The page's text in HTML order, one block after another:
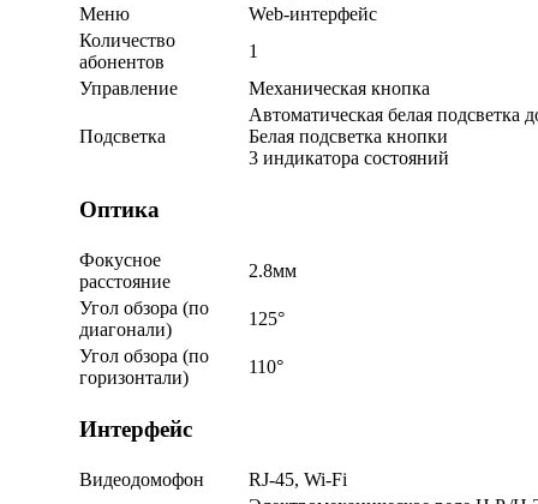
Меню
Web-интерфейс
Количество
абонентов
1
Управление
Механическая кнопка
Подсветка
Автоматическая белая подсветка
Белая подсветка кнопки
3 индикатора состояний
Оптика
Фокусное
расстояние
2.8мм
Угол обзора (по
диагонали)
125°
Угол обзора (по
горизонтали)
110°
Интерфейс
Видеодомофон
RJ-45, Wi-Fi